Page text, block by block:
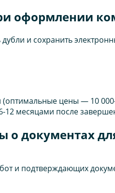
оформлении
и сохранить
цены — 10
месяцами после
о документах
и подтверждающих